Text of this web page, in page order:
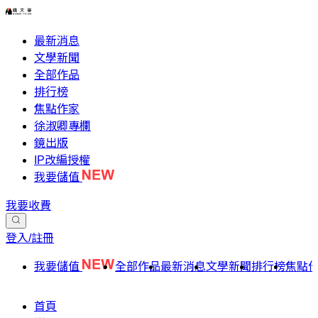
最新消息
文學新聞
全部作品
排行榜
焦點作家
徐淑卿專欄
鏡出版
IP改編授權
我要儲值
我要收費
登入/註冊
我要儲值 全部作品最新消息文學新聞排行榜焦點
首頁